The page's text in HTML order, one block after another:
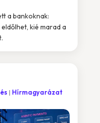
a bankoknak:
kié marad a
Hírmagyarázat